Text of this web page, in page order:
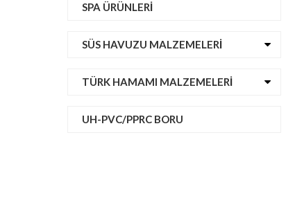
SPA ÜRÜNLERI
SÜS HAVUZU MALZEMELERI
TÜRK HAMAMI MALZEMELERI
UH-PVC/PPRC BORU